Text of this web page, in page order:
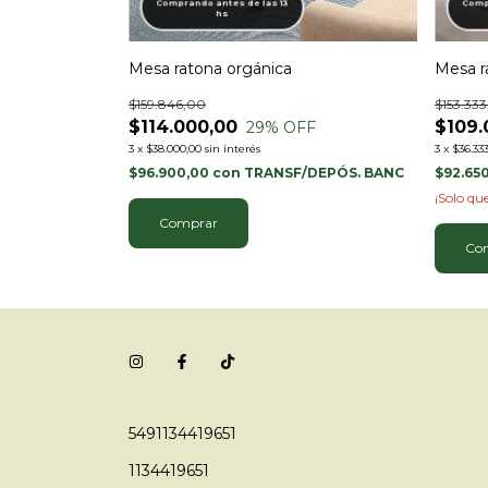
Comprando antes de las 13
hs
Mesa ratona orgánica
$114.000,00
$159.846,00
29% OFF
3 x $38.000,00 sin interés
$96.900,00 con TRANSF/DEPÓS. BANC
Comprar
Mesa
3 x
¡Solo
5491134419651
1134419651